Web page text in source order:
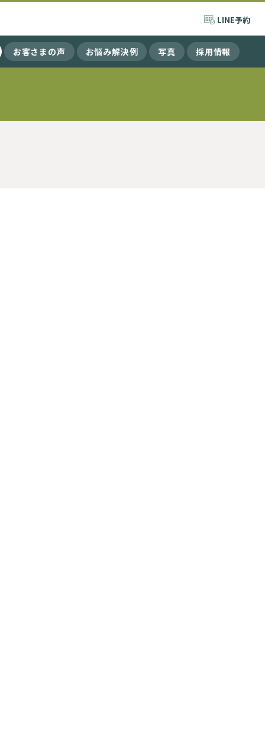
LINE予約
お客さまの声 お悩み解決例 写真 採用情報